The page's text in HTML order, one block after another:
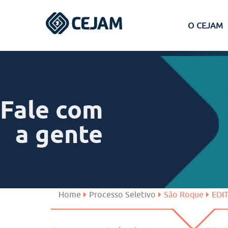
O CEJAM
Ferraz de Vasconcelos
São José dos Campos
Fale com
a gente
Home Processo Seletivo São Roque